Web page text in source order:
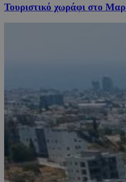
Τουριστικό χωράφι στο